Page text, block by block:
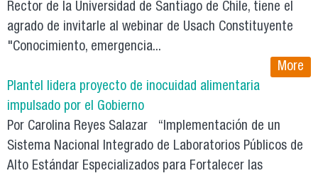
Rector de la Universidad de Santiago de Chile, tiene el
agrado de invitarle al webinar de Usach Constituyente
"Conocimiento, emergencia...
More
Plantel lidera proyecto de inocuidad alimentaria
impulsado por el Gobierno
Por Carolina Reyes Salazar “Implementación de un
Sistema Nacional Integrado de Laboratorios Públicos de
Alto Estándar Especializados para Fortalecer las